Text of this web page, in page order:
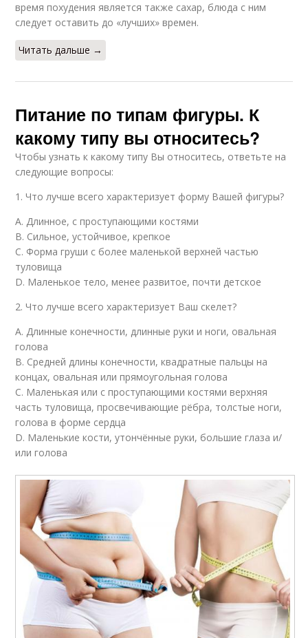
время похудения является также сахар, блюда с ним
следует оставить до «лучших» времен.
Читать дальше →
Питание по типам фигуры. К
какому типу вы относитесь?
Чтобы узнать к какому типу Вы относитесь, ответьте на
следующие вопросы:
1. Что лучше всего характеризует форму Вашей фигуры?
А. Длинное, с проступающими костями
В. Сильное, устойчивое, крепкое
С. Форма груши с более маленькой верхней частью
туловища
D. Маленькое тело, менее развитое, почти детское
2. Что лучше всего характеризует Ваш скелет?
А. Длинные конечности, длинные руки и ноги, овальная
голова
В. Средней длины конечности, квадратные пальцы на
концах, овальная или прямоугольная голова
С. Маленькая или с проступающими костями верхняя
часть туловища, просвечивающие рёбра, толстые ноги,
голова в форме сердца
D. Маленькие кости, утончённые руки, большие глаза и/
или голова